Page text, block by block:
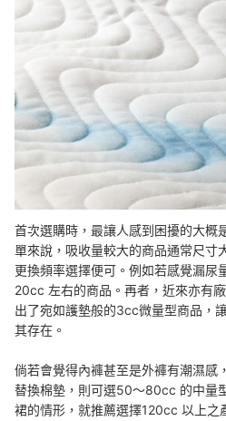
首次選購時，最讓人感到困擾的大概
單來說，吸收量較大的商品通常尺寸
更換頻率選擇便可。例如若感覺漏尿
20cc 左右的商品。再者，近來亦有
出了宛如護墊般的3cc微量型商品，
其存在。
倘若會覺得內褲甚至是外褲有潮濕感
替換棉墊，則可選50～80cc 的中量
裙的情形，就推薦選擇120cc 以上之